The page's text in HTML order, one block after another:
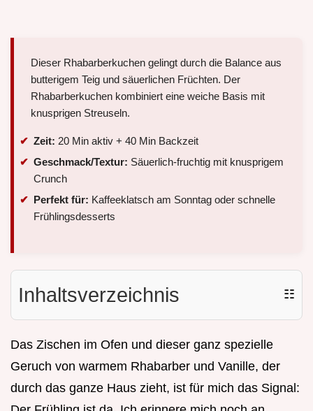
Dieser Rhabarberkuchen gelingt durch die Balance aus
butterigem Teig und säuerlichen Früchten. Der
Rhabarberkuchen kombiniert eine weiche Basis mit
knusprigen Streuseln.
Zeit: 20 Min aktiv + 40 Min Backzeit
Geschmack/Textur: Säuerlich-fruchtig mit knusprigem
Crunch
Perfekt für: Kaffeeklatsch am Sonntag oder schnelle
Frühlingsdesserts
Inhaltsverzeichnis ☷
Das Zischen im Ofen und dieser ganz spezielle
Geruch von warmem Rhabarber und Vanille, der
durch das ganze Haus zieht, ist für mich das Signal: